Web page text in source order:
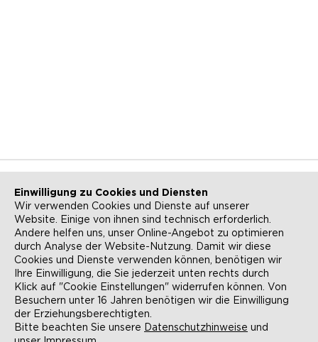
NEWSLETTER KONTAKT
ANFAHRT BARRIEREFREIHEIT
SUCHE AGB
DATENSCHUTZ
Einwilligung zu Cookies und Diensten
Wir verwenden Cookies und Dienste auf unserer
Website. Einige von ihnen sind technisch erforderlich.
Andere helfen uns, unser Online-Angebot zu optimieren
durch Analyse der Website-Nutzung. Damit wir diese
Cookies und Dienste verwenden können, benötigen wir
Ihre Einwilligung, die Sie jederzeit unten rechts durch
Klick auf "Cookie Einstellungen" widerrufen können. Von
Besuchern unter 16 Jahren benötigen wir die Einwilligung
der Erziehungsberechtigten.
Bitte beachten Sie unsere Datenschutzhinweise und